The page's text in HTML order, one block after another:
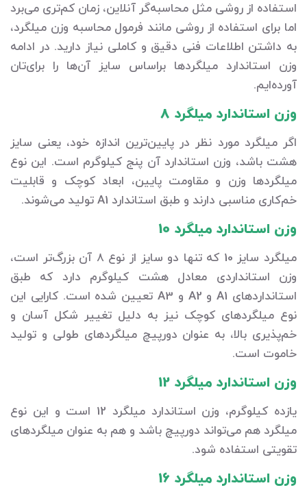
استفاده از روشی مثل محاسبه‌گر آنلاین، زمان کم‌تری می‌برد
اما برای استفاده از روشی مانند فرمول محاسبه وزن میلگرد،
به داشتن اطلاعات فنی دقیق و کاملی نیاز دارید. در ادامه
وزن استاندارد میلگردها براساس سایز آن‌ها را برای‌تان
آورده‌ایم.
وزن استاندارد میلگرد 8
اگر میلگرد مورد نظر در پایین‌ترین اندازه خود، یعنی سایز
هشت باشد، وزن استاندارد آن پنج کیلوگرم است. این نوع
میلگردها وزن و مقاومت پایین، ابعاد کوچک و قابلیت
خم‌کاری مناسبی دارند و طبق استاندارد A1 تولید می‌شوند.
وزن استاندارد میلگرد 10
میلگرد سایز 10 که تنها دو سایز از نوع 8 آن بزرگ‌تر است،
وزن استانداردی معادل هشت کیلوگرم دارد که طبق
استانداردهای A1 و A2 و A3 تعیین شده است. کارایی این
نوع میلگردهای کوچک نیز به دلیل تغییر شکل آسان و
خم‌پذیری بالا، به عنوان دورپیچ میلگردهای طولی و تولید
خاموت است.
وزن استاندارد میلگرد 12
یازده کیلوگرم، وزن استاندارد میلگرد 12 است و این نوع
میلگرد هم می‌تواند دورپیچ باشد و هم به عنوان میلگردهای
تقویتی استفاده شود.
وزن استاندارد میلگرد 16